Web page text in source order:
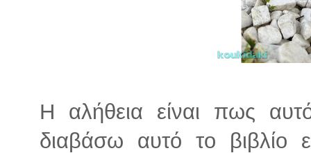
Η αλήθεια είναι πως
διαβάσω αυτό το βιβλίο